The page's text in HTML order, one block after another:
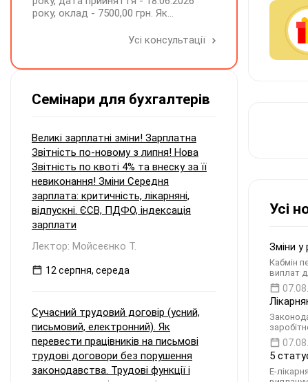
Усі
Зміни у
Кабмін
виплат
5
Е-
року, оклад - 7500,00 грн. Як
невикористаних днів відпустки при
Усі консультації
Семінари для бухгалтерів
Великі зарплатні зміни! Зарплатна
Звітність по-новому з липня! Нова
Звітність по квоті 4% та внеску за її
невиконання! Зміни Середня
зарплата: критичність, лікарняні,
відпускні. ЄСВ, ПДФО, індексація
зарплати
Лектор: Мойсеєнко Т.
12 серпня, середа
Сучасний трудовий договір (усний,
письмовий, електронний). Як
перевести працівників на письмові
трудові договори без порушення
законодавства. Трудові функції і